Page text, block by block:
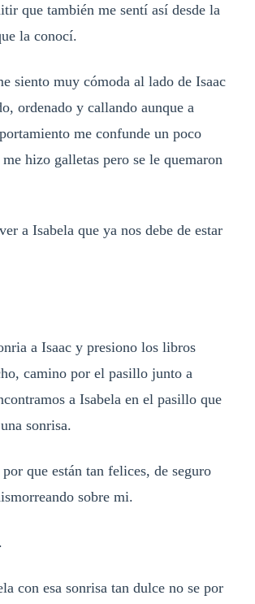
que también me sentí así desde la
la conocí.
siento muy cómoda al lado de Isaac
ordenado y callando aunque a
me confunde un poco
hizo galletas pero se le quemaron
a Isabela que ya nos debe de estar
a Isaac y presiono los libros
camino por el pasillo junto a
a Isabela en el pasillo que
sonrisa.
que están tan felices, de seguro
sobre mi.
con esa sonrisa tan dulce no se por